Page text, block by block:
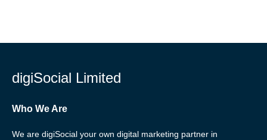
digiSocial Limited
Who We Are
We are digiSocial your own digital marketing partner in